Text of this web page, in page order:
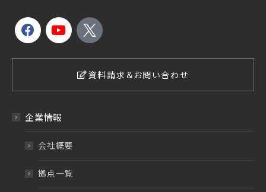
資料請求＆お問い合わせ
企業情報
会社概要
拠点一覧